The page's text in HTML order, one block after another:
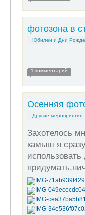
фотозона в
Юбилеи и Дни
1 комментарий
Осенняя
Другие мероприятия
Захотелось
камыш я